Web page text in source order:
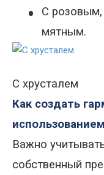
•
С
мятным.
С хрусталем
Как создать
Важно
собственный